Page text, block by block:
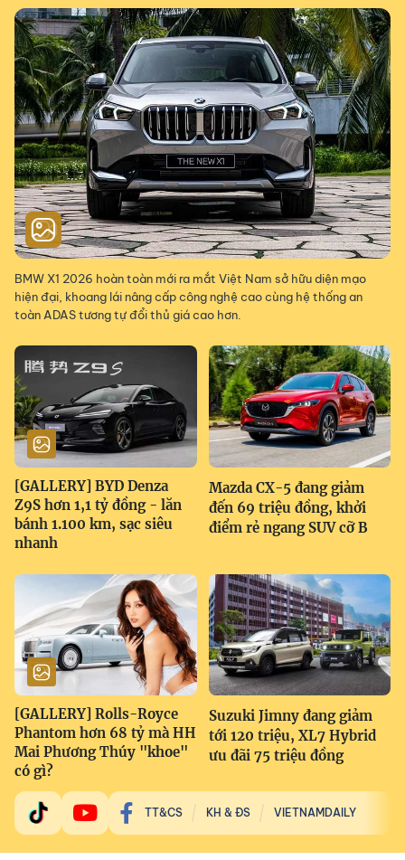
BMW X1 2026 hoàn toàn mới ra mắt Việt Nam sở hữu diện mạo
hiện đại, khoang lái nâng cấp công nghệ cao cùng hệ thống an
toàn ADAS tương tự đổi thủ giá cao hơn.
[GALLERY] BYD Denza
Z9S hơn 1,1 tỷ đồng - lăn
bánh 1.100 km, sạc siêu
nhanh
Mazda CX-5 đang giảm
đến 69 triệu đồng, khởi
điểm rẻ ngang SUV cỡ B
[GALLERY] Rolls-Royce
Phantom hơn 68 tỷ mà HH
Mai Phương Thúy "khoe"
có gì?
Suzuki Jimny đang giảm
tới 120 triệu, XL7 Hybrid
ưu đãi 75 triệu đồng
TT&CS KH & ĐS VIETNAMDAILY